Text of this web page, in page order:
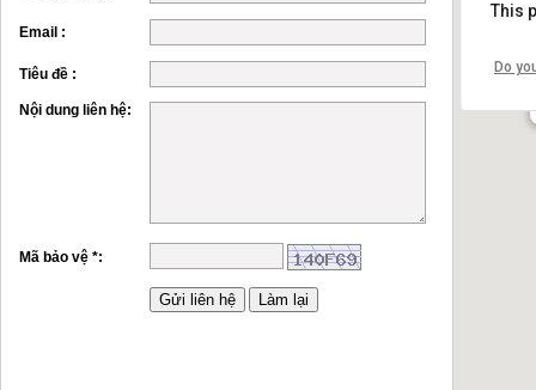
This
Do
Email :
Tiêu đề :
Nội dung liên hệ:
Mã bảo vệ *: